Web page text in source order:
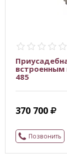
встроенным
485
370 700
Позвонить